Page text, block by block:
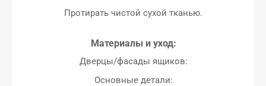
Протирать чистой сухой тканью.
Материалы и уход:
Дверцы/фасады ящиков:
Основные детали: